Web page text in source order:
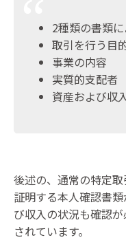
2種類の書類
取引を行う目
事業の内容
実質的支配者
資産および収
後述の、通常の特定
証明する本人確認書
び収入の状況も確認
されています。